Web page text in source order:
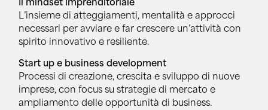
L’insieme di atteggiamenti, mentalità e approcci
necessari per avviare e far crescere un’attività con
spirito innovativo e resiliente.
Start up e business development
Processi di creazione, crescita e sviluppo di nuove
imprese, con focus su strategie di mercato e
ampliamento delle opportunità di business.